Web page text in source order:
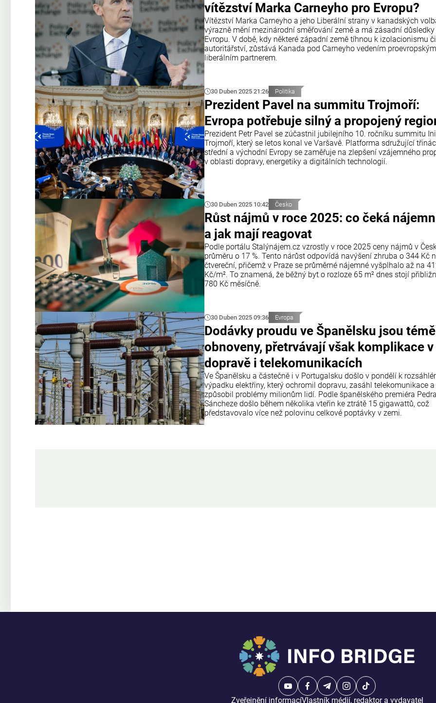
vítězství Marka Carneyho pro Evropu?
Vítězství Marka Carneyho a jeho Liberální strany v kanadských
výrazně mění mezinárodní směřování země a má zásadní
Evropu. V době, kdy některé západní země tíhnou k izolacionismu či
autoritářství, zůstává Kanada pod Carneyho vedením
liberálním partnerem.
30 Duben 2025 21:26 Politika
Prezident Pavel na summitu Trojmoří:
Evropa potřebuje silný a propojený
Prezident Petr Pavel se zúčastnil jubilejního 10. ročníku summitu
Trojmoří, který se letos konal ve Varšavě. Platforma sdružující
střední a východní Evropy se zaměřuje na zlepšení vzájemného
v oblasti dopravy, energetiky a digitálních technologií.
30 Duben 2025 10:42 Česko
Růst nájmů v roce 2025: co čeká
a jak mají reagovat
Podle portálu Stalýnájem.cz vzrostly v roce 2025 ceny nájmů v
průměru o 17 %. Tento nárůst odpovídá navýšení zhruba o 344 Kč
čtvereční, přičemž v Praze se průměrné nájemné vyšplhalo až na
Kč/m². To znamená, že běžný byt o rozloze 65 m² dnes stojí
780 Kč měsíčně.
30 Duben 2025 09:36 Evropa
Dodávky proudu ve Španělsku jsou
obnoveny, přetrvávají však komplikace v
dopravě i telekomunikacích
Ve Španělsku a částečně i v Portugalsku došlo v pondělí k
výpadku elektřiny, který ochromil dopravu, zasáhl telekomunikace a
způsobil problémy milionům lidí. Podle španělského premiéra Pedra
Sáncheze došlo během několika vteřin ke ztrátě 15 gigawattů, což
představovalo více než polovinu celkové poptávky v zemi.
Zveřejnění informacíVlastník médií, redaktor a vydavatel